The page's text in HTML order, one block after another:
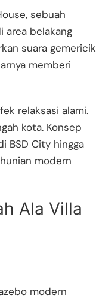
sebuah
area belakang
suara gemericik
memberi
relaksasi alami.
kota. Konsep
BSD City hingga
modern
Ala Villa
modern